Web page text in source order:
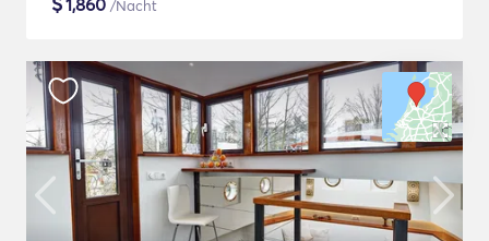
1,860 /Nacht